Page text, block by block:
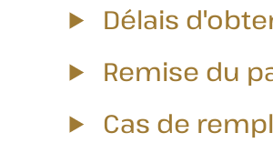
Délais
Remise du
Cas de